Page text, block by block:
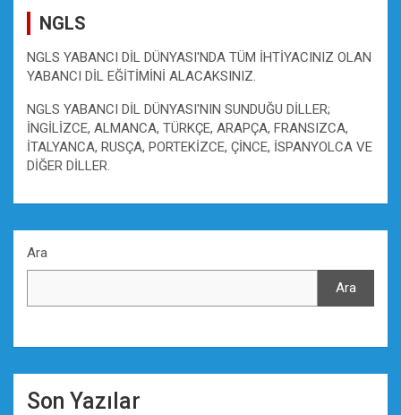
NGLS
NGLS YABANCI DİL DÜNYASI'NDA TÜM İHTİYACINIZ OLAN
YABANCI DİL EĞİTİMİNİ ALACAKSINIZ.
NGLS YABANCI DİL DÜNYASI'NIN SUNDUĞU DİLLER;
İNGİLİZCE, ALMANCA, TÜRKÇE, ARAPÇA, FRANSIZCA,
İTALYANCA, RUSÇA, PORTEKİZCE, ÇİNCE, İSPANYOLCA VE
DİĞER DİLLER.
Ara
Ara
Son Yazılar